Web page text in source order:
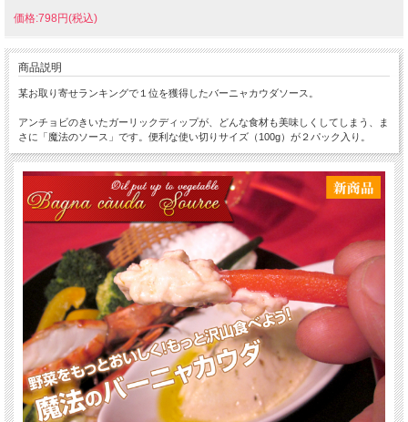
価格:798円(税込)
商品説明
某お取り寄せランキングで１位を獲得したバーニャカウダソース。
アンチョビのきいたガーリックディップが、どんな食材も美味しくしてしまう、ま
さに「魔法のソース」です。便利な使い切りサイズ（100g）が２パック入り。